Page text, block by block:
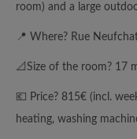
room) and a large
📍 Where? Rue
📐Size of the room? 17
💶 Price? 815€ (incl.
heating, washing